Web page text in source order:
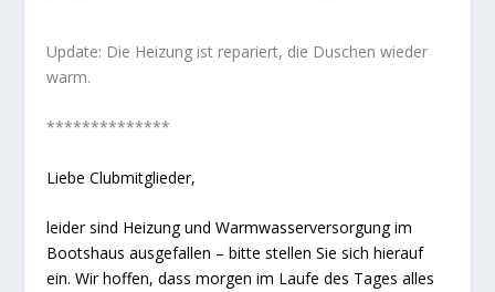
Update: Die Heizung ist repariert, die Duschen wieder
warm.
**************
Liebe Clubmitglieder,
leider sind Heizung und Warmwasserversorgung im
Bootshaus ausgefallen – bitte stellen Sie sich hierauf
ein. Wir hoffen, dass morgen im Laufe des Tages alles